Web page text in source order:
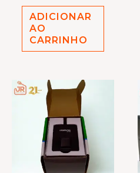
ADICIONAR
AO
CARRINHO